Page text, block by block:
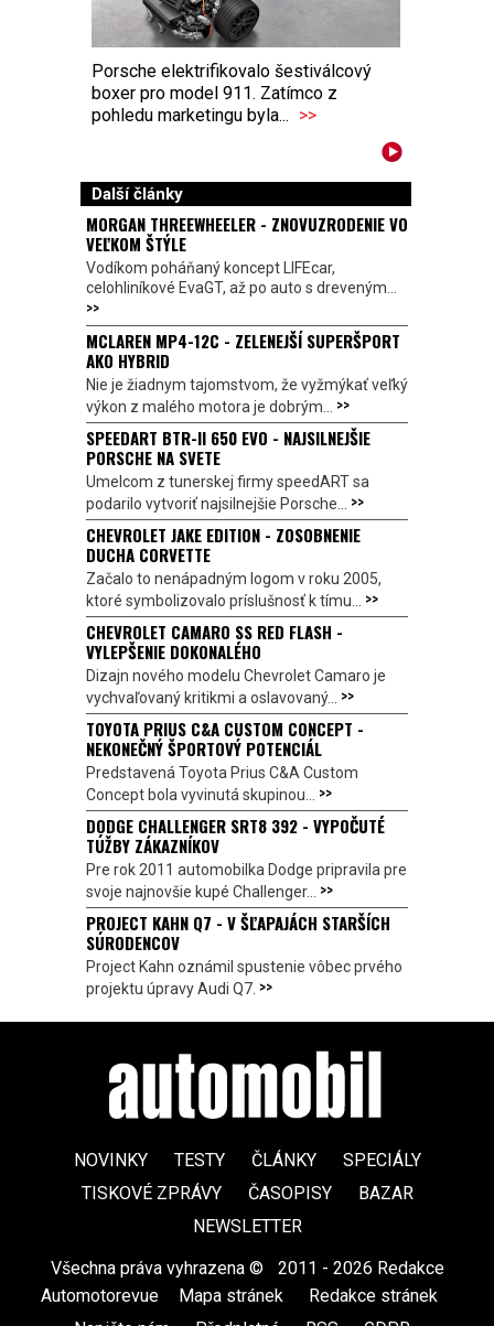
Porsche elektrifikovalo šestiválcový
boxer pro model 911. Zatímco z
pohledu marketingu byla... >>
Další články
MORGAN THREEWHEELER - ZNOVUZRODENIE VO
VEĽKOM ŠTÝLE
Vodíkom poháňaný koncept LIFEcar,
celohliníkové EvaGT, až po auto s dreveným...
>>
MCLAREN MP4-12C - ZELENEJŠÍ SUPERŠPORT
AKO HYBRID
Nie je žiadnym tajomstvom, že vyžmýkať veľký
výkon z malého motora je dobrým... >>
SPEEDART BTR-II 650 EVO - NAJSILNEJŠIE
PORSCHE NA SVETE
Umelcom z tunerskej firmy speedART sa
podarilo vytvoriť najsilnejšie Porsche... >>
CHEVROLET JAKE EDITION - ZOSOBNENIE
DUCHA CORVETTE
Začalo to nenápadným logom v roku 2005,
ktoré symbolizovalo príslušnosť k tímu... >>
CHEVROLET CAMARO SS RED FLASH -
VYLEPŠENIE DOKONALÉHO
Dizajn nového modelu Chevrolet Camaro je
vychvaľovaný kritikmi a oslavovaný... >>
TOYOTA PRIUS C&A CUSTOM CONCEPT -
NEKONEČNÝ ŠPORTOVÝ POTENCIÁL
Predstavená Toyota Prius C&A Custom
Concept bola vyvinutá skupinou... >>
DODGE CHALLENGER SRT8 392 - VYPOČUTÉ
TÚŽBY ZÁKAZNÍKOV
Pre rok 2011 automobilka Dodge pripravila pre
svoje najnovšie kupé Challenger... >>
PROJECT KAHN Q7 - V ŠĽAPAJÁCH STARŠÍCH
SÚRODENCOV
Project Kahn oznámil spustenie vôbec prvého
projektu úpravy Audi Q7. >>
NOVINKY TESTY ČLÁNKY
SPECIÁLY
TISKOVÉ ZPRÁVY
ČASOPISY
BAZAR
NEWSLETTER
Všechna práva vyhrazena ©
2011 - 2026 Redakce
Automotorevue
Mapa stránek Redakce stránek